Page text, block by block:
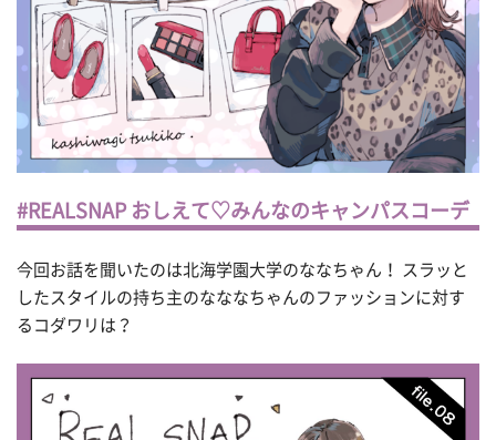
#REALSNAP おしえて♡みんなのキャンパスコーデ
今回お話を聞いたのは北海学園大学のななちゃん！ スラッと
したスタイルの持ち主のなななちゃんのファッションに対す
るコダワリは？